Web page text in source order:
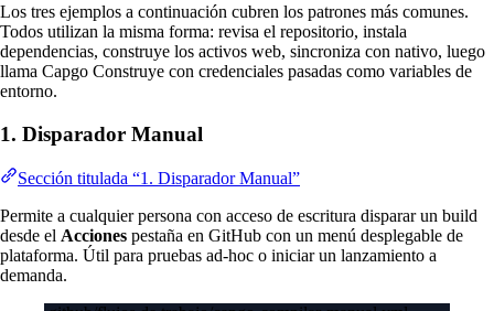
Los tres ejemplos a continuación cubren los patrones más comunes.
Todos utilizan la misma forma: revisa el repositorio, instala
dependencias, construye los activos web, sincroniza con nativo, luego
llama Capgo Construye con credenciales pasadas como variables de
entorno.
1. Disparador Manual
Sección titulada “1. Disparador Manual”
Permite a cualquier persona con acceso de escritura disparar un build
desde el Acciones pestaña en GitHub con un menú desplegable de
plataforma. Útil para pruebas ad-hoc o iniciar un lanzamiento a
demanda.